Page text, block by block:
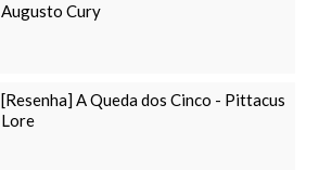
Augusto Cury
[Resenha] A Queda dos Cinco - Pittacus
Lore